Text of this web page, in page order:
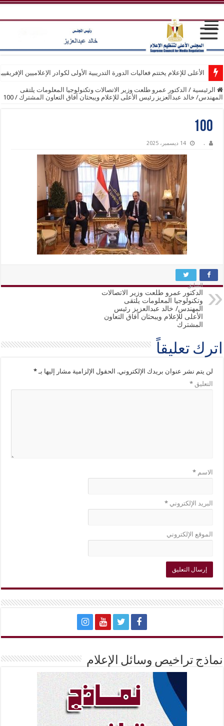
الأعلى للإعلام يختتم فعاليات الدورة التدريبية الأولى لكوادر الإعلاميين
الرئيسية / الدكتور عمرو طلعت وزير الاتصالات وتكنولوجيا المعلومات يلتقى
المهندس/ خالد عبدالعزيز رئيس الأعلى للإعلام ويبحثان آفاق التعاون المشترك /
100
100
. 14 ديسمبر، 2025
السابق
الدكتور عمرو طلعت وزير الاتصالات
وتكنولوجيا المعلومات يلتقى
المهندس/ خالد عبدالعزيز رئيس
الأعلى للإعلام ويبحثان آفاق التعاون
المشترك
اترك تعليقاً
لن يتم نشر عنوان بريدك الإلكتروني. الحقول الإلزامية مشار إليها بـ*
التعليق*
الاسم*
البريد الإلكتروني*
الموقع الإلكتروني
نماذج تراخيص وسائل الإعلام